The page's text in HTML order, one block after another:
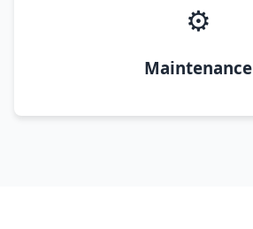
⚙️
Maintenance